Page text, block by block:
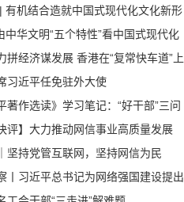
有机结合造就中国式现代化文化新形
中华文明“五个特性”看中国式现代化
拼经济谋发展 香港在“复常快车道”上
习近平任免驻外大使
著作选读》学习笔记：“好干部”三问
评】大力推动网信事业高质量发展
坚持党管互联网，坚持网信为民
丨习近平总书记为网络强国建设提出
务